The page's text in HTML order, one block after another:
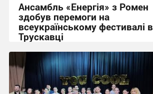
Ансамбль «Енергія» з Ромен
здобув перемоги на
всеукраїнському фестивалі в
Трускавці
14:01, 3.07.2026